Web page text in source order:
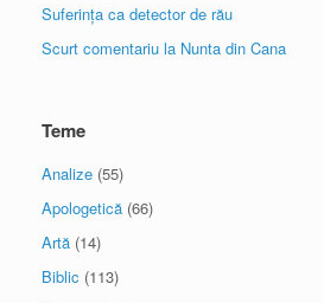
Suferința ca detector de rău
Scurt comentariu la Nunta din Cana
Teme
Analize (55)
Apologetică (66)
Artă (14)
Biblic (113)